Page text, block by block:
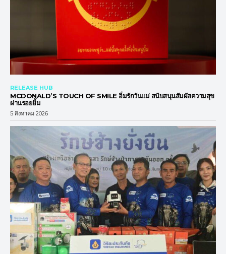
RELEASE HUB
MCDONALD’S TOUCH OF SMILE อิ่มรักวันแม่ สนับสนุนสัมผัสความสุข
ผ่านรอยยิ้ม
5 สิงหาคม 2026